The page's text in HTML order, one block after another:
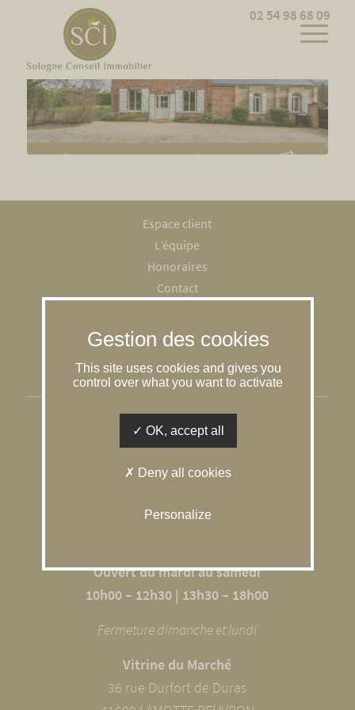
02 54 98 68 09
Espace client
L’équipe
Honoraires
Contact
Mentions légales
RGPD
Gestion des cookies
SOLOGNE CONSEIL IMMOBILIER
L’agence du Caquetoire
41600 SOUVIGNY EN SOLOGNE
Ouvert du mardi au samedi
10h00 – 12h30 | 13h30 – 18h00
Fermeture dimanche et lundi
Vitrine du Marché
36 rue Durfort de Duras
Cookies management panel
This site uses cookies and gives you
control over what you want to activate
OK, accept all
Deny all cookies
Personalize